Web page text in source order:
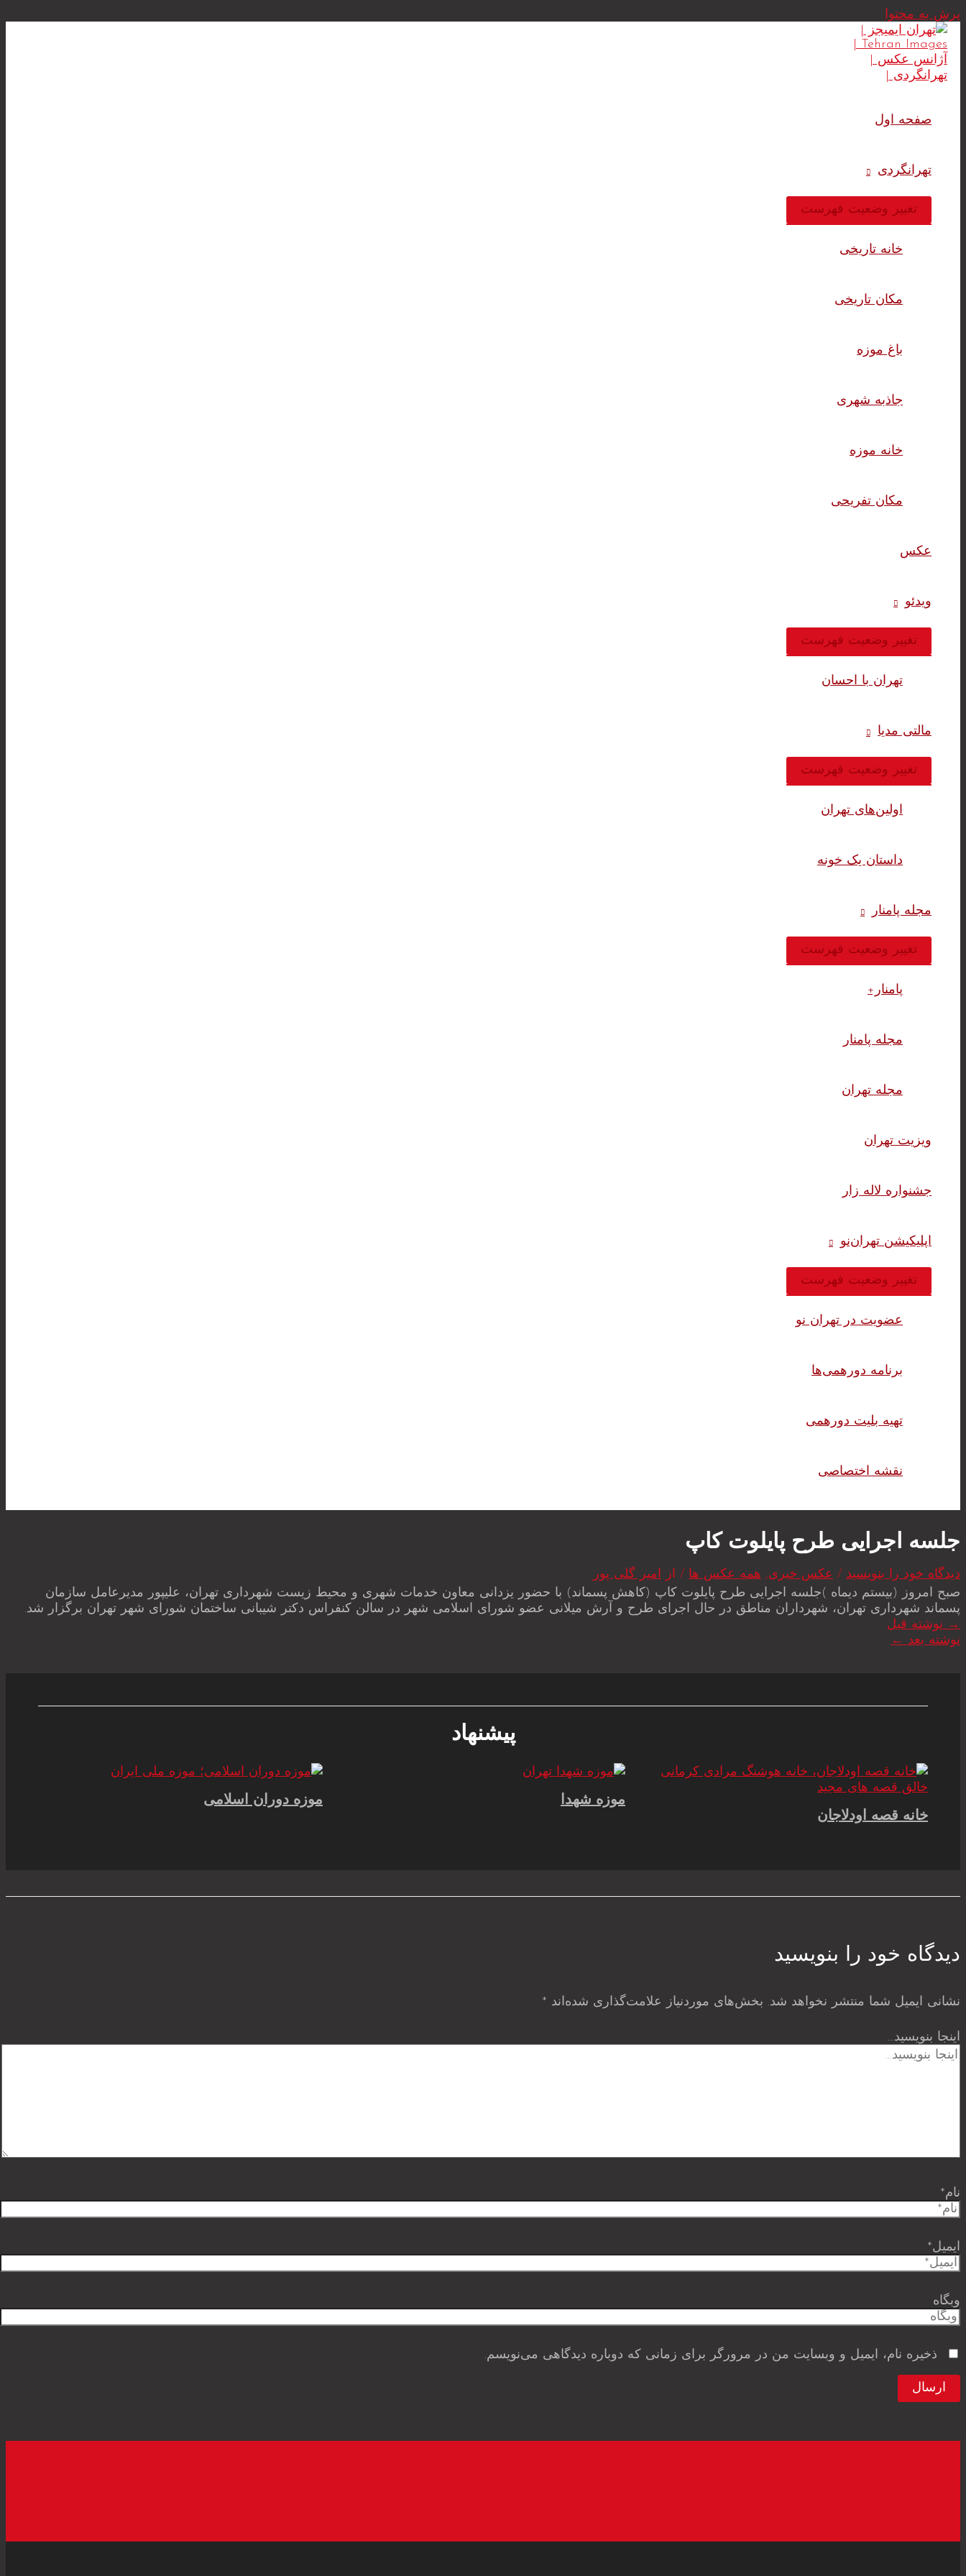
پرش به محتوا
صفحه اول
تهرانگردی
تغییر وضعیت فهرست
خانه تاریخی
مکان تاریخی
باغ موزه
جاذبه شهری
خانه موزه
مکان تفریحی
عکس
ویدئو
تغییر وضعیت فهرست
تهران با احسان
مالتی مدیا
تغییر وضعیت فهرست
اولین‌های تهران
داستان یک خونه
مجله پامنار
تغییر وضعیت فهرست
پامنار+
مجله پامنار
مجله تهران
ویزیت تهران
جشنواره لاله زار
اپلیکیشن تهران‌نو
تغییر وضعیت فهرست
عضویت در تهران نو
برنامه دورهمی‌ها
تهیه بلیت دورهمی
نقشه اختصاصی
جلسه اجرایی طرح پایلوت کاپ
دیدگاه‌ خود را بنویسید / عکس خبری, همه عکس ها / از
امیر گلی پور
صبح امروز (بیستم دیماه )جلسه اجرایی طرح پایلوت کاپ (کاهش پسماند) با حضور یزدانی معاون خدمات شهری و محیط زیست شهرداری تهران، علیپور مدیرعامل سازمان
پسماند شهرداری تهران، شهرداران مناطق در حال اجرای طرح و آرش میلانی عضو شورای اسلامی شهر در سالن کنفراس دکتر شیبانی ساختمان شورای شهر تهران برگزار شد.
→ نوشته قبل
نوشته بعد ←
پیشنهاد
خانه قصه اودلاجان
موزه شهدا موزه دوران اسلامی
دیدگاه‌ خود را بنویسید
نشانی ایمیل شما منتشر نخواهد شد. بخش‌های موردنیاز علامت‌گذاری شده‌اند *
اینجا بنویسید…
نام*
ایمیل*
وبگاه
ذخیره نام، ایمیل و وبسایت من در مرورگر برای زمانی که دوباره دیدگاهی می‌نویسم.